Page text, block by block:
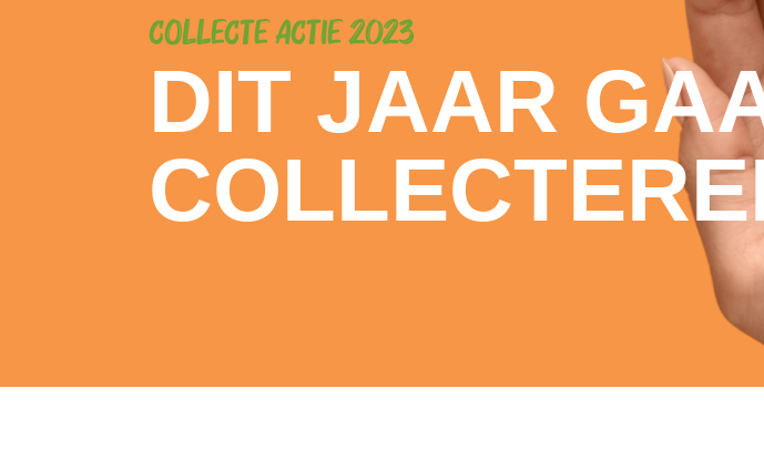
Collecte actie 2023
DIT JAAR